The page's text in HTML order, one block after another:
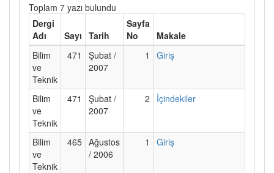
Toplam 7 yazı bulundu
Dergi
Adı
Sayı Tarih
Sayfa
No
Makale
Bilim
ve
Teknik
471
Şubat /
2007
1 Giriş
Bilim
ve
Teknik
471
Şubat /
2007
2 İçindekiler
Bilim
ve
Teknik
465 Ağustos
/ 2006
1 Giriş